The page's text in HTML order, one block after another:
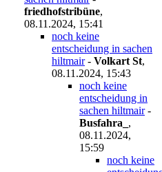
friedhofstribüne,
08.11.2024, 15:41
noch keine
entscheidung in sachen
hiltmair- Volkart St,
08.11.2024, 15:43
noch keine
entscheidung in
sachen hiltmair-
Busfahra_ ,
08.11.2024,
15:59
noch keine